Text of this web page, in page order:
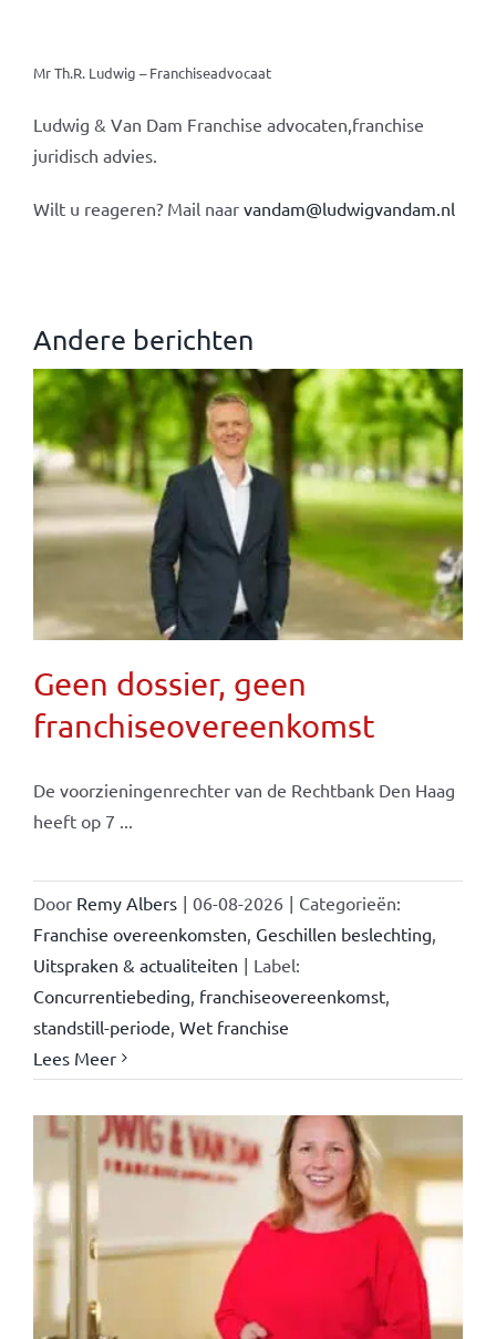
Mr Th.R. Ludwig – Franchiseadvocaat
Ludwig & Van Dam Franchise advocaten,franchise
juridisch advies.
Wilt u reageren? Mail naar vandam@ludwigvandam.nl
Andere berichten
Geen dossier, geen
franchiseovereenkomst
De voorzieningenrechter van de Rechtbank Den Haag
heeft op 7 ...
Door Remy Albers | 06-08-2026 | Categorieën:
Franchise overeenkomsten Geschillen beslechting
Uitspraken & actualiteiten | Label:
Concurrentiebeding franchiseovereenkomst,
standstill-periode Wet franchise
Lees Meer